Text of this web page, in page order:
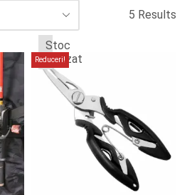
5 Results
Reduceri!
Stoc
epuizat